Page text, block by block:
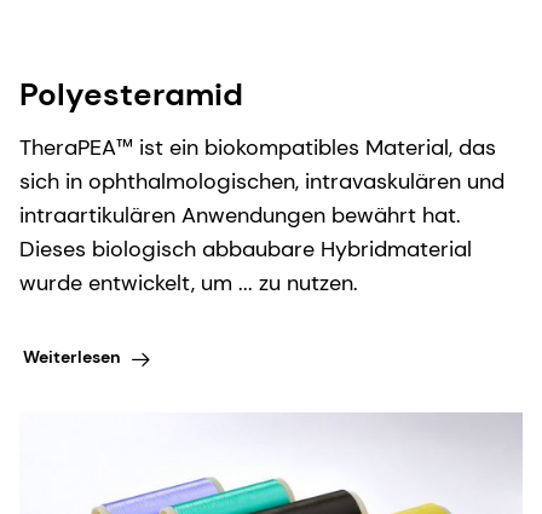
Polyesteramid
TheraPEA™ ist ein biokompatibles Material, das
sich in ophthalmologischen, intravaskulären und
intraartikulären Anwendungen bewährt hat.
Dieses biologisch abbaubare Hybridmaterial
wurde entwickelt, um ... zu nutzen.
Weiterlesen